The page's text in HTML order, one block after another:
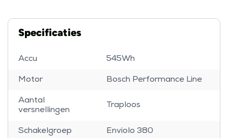
Wat maakt deze elektrische fiets uniek?
Line middenmotor van maar liefst 65Nm en beschikt over
een Bosch PowerPack accu van 500Wh, hierdoor heb je
optimale ondersteuning en een grote actieradius
Specificaties
Accu 545Wh
Motor Bosch Performance Line
Aantal
versnellingen
Traploos
Schakelgroep Enviolo 380